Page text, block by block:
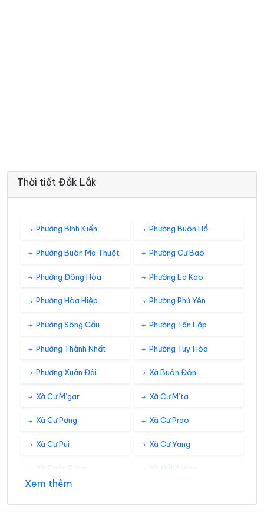
Thời tiết Đắk Lắk
Phường Bình Kiến Phường Buôn Hồ
Phường Buôn Ma Thuột Phường Cư Bao
Phường Đông Hòa Phường Ea Kao
Phường Hòa Hiệp Phường Phú Yên
Phường Sông Cầu Phường Tân Lập
Phường Thành Nhất Phường Tuy Hòa
Phường Xuân Đài Xã Buôn Đôn
Xã Cư M’gar Xã Cư M’ta
Xã Cư Pơng Xã Cư Prao
Xã Cư Pui Xã Cư Yang
Xã Cuôr Đăng Xã Đắk Liêng
Xem thêm